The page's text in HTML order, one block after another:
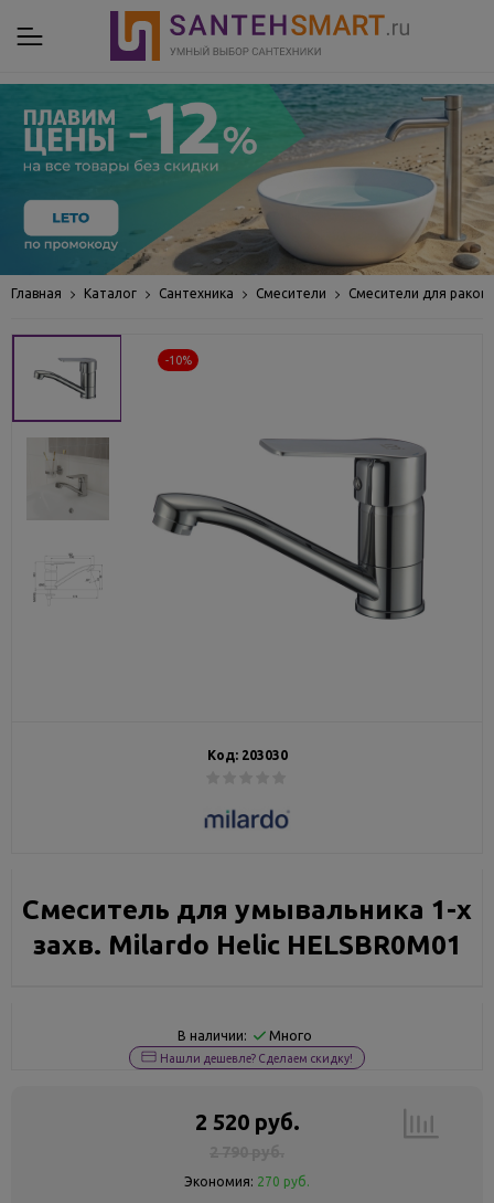
Главная Каталог Сантехника Смесители Смесители для
-10%
Код: 203030
Смеситель для умывальника 1-х
захв. Milardo Helic HELSBR0M01
В наличии: Много
Нашли дешевле? Сделаем скидку!
2 520 руб.
Экономия: 270 руб.